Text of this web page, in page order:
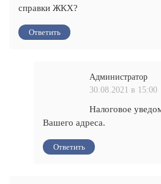
справки ЖКХ?
Ответить
Администратор
30.08.2021 в 15:00
Налоговое
Вашего адреса.
Ответить